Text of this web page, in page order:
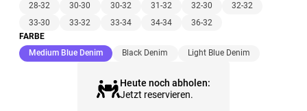
28-32
30-30 30-32 31-32 32-30
32-32
33-30
33-32 33-34 34-34
36-32
FARBE
Medium Blue Denim(ausgewählt)
Black Denim Light Blue Denim
Heute noch abholen:
Jetzt reservieren.